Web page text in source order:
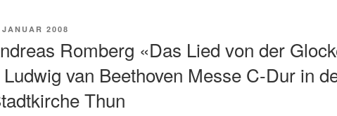
2008
Romberg «Das Lied von der
van Beethoven Messe C-Dur in
Thun